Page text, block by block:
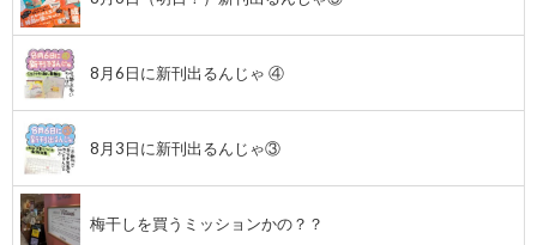
8月6日に新刊出るんじゃ ④
8月3日に新刊出るんじゃ③
梅干しを買うミッションかの？？